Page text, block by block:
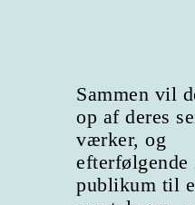
Sammen vil
op af deres
værker, og
publikum til